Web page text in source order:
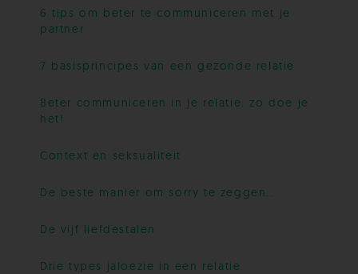
6 tips om beter te communiceren met je
partner
7 basisprincipes van een gezonde relatie
Beter communiceren in je relatie: zo doe je
het!
Context en seksualiteit
De beste manier om sorry te zeggen..
De vijf liefdestalen
Drie types jaloezie in een relatie